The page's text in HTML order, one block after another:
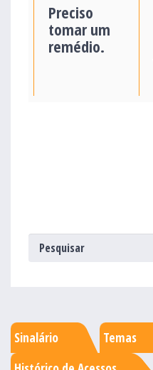
Preciso
tomar um
remédio.
Sinalário Temas